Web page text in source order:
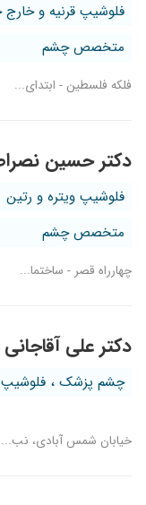
فلوشیپ قرنیه و
متخصص چشم
فلکه فلسطین - ابتدای...
دکتر حسین
فلوشیپ ویتره و رتین
متخصص چشم
چهارراه قصر - ساختما...
دکتر علی آقاجانی
چشم پزشک ، فلوشیپ
خیابان شمس آبادی، نب...